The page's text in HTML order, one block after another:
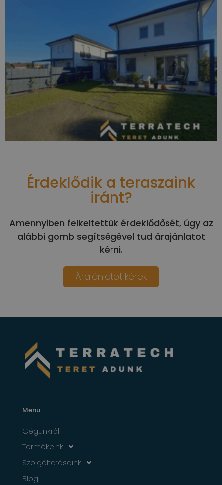
Érdeklődik a teraszaink
iránt?
Amennyiben felkeltettük érdeklődősét, úgy az
alábbi gomb segítségével tud árajánlatot
kérni.
Árajánlatot kérek
Menü
Cégünkről
Termékeink
Szolgáltatásaink
Blog